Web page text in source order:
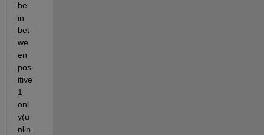
be
in
bet
we
en
pos
itive
1
onl
y(u
nlin